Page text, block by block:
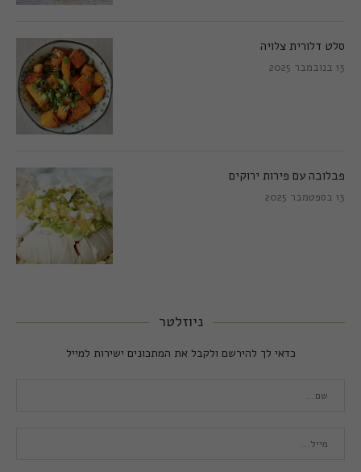
סלט דלורית צלויה
13 בנובמבר 2025
פבלובה עם פירות ירוקים
13 בספטמבר 2025
ניוזלטר
כדאי לך להירשם ולקבל את המתכונים ישירות למייל